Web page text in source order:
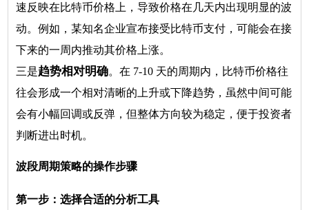
速反映在比特币价格上，导致价格在几天内出现明显的波
动。例如，某知名企业宣布接受比特币支付，可能会在接
下来的一周内推动其价格上涨。
三是趋势相对明确。在 7-10 天的周期内，比特币价格往
往会形成一个相对清晰的上升或下降趋势，虽然中间可能
会有小幅回调或反弹，但整体方向较为稳定，便于投资者
判断进出时机。
波段周期策略的操作步骤
第一步：选择合适的分析工具